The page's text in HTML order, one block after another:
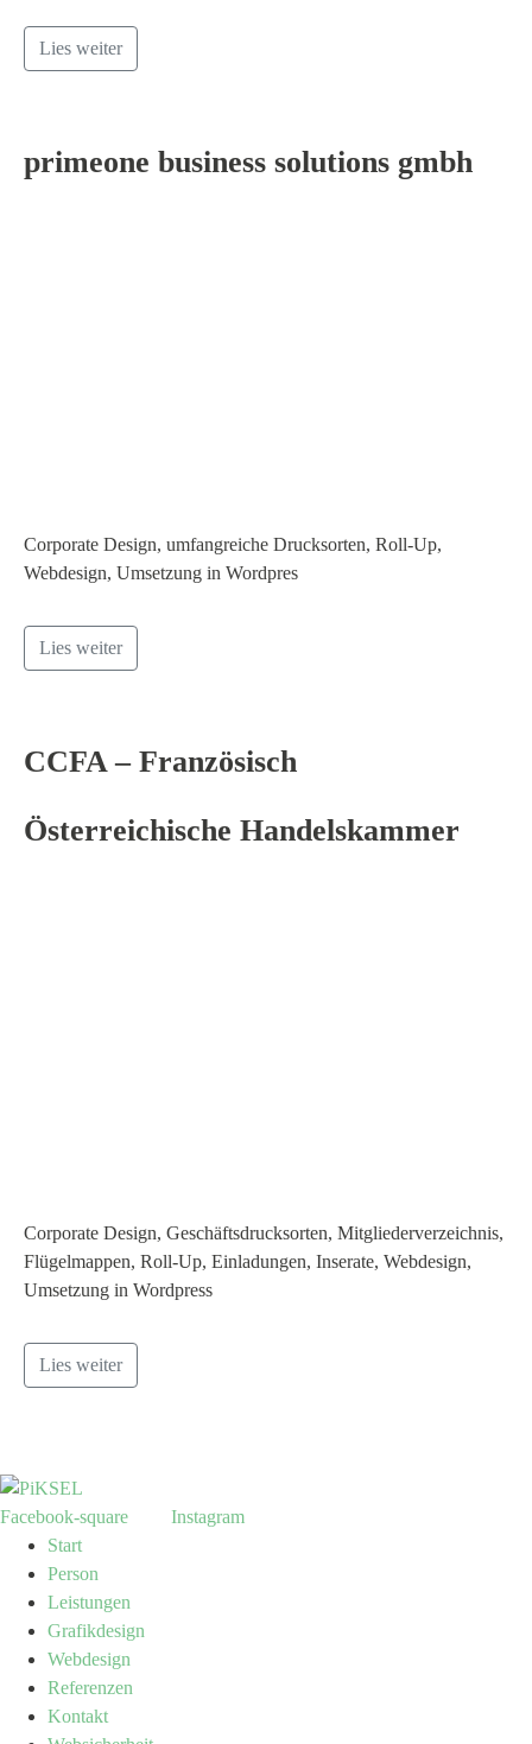
Lies weiter
primeone business solutions gmbh
Corporate Design, umfangreiche Drucksorten, Roll-Up,
Webdesign, Umsetzung in Wordpres
Lies weiter
CCFA – Französisch
Österreichische Handelskammer
Corporate Design, Geschäftsdrucksorten, Mitgliederverzeichnis,
Flügelmappen, Roll-Up, Einladungen, Inserate, Webdesign,
Umsetzung in Wordpress
Lies weiter
Facebook-square
Instagram
Start
Person
Leistungen
Grafikdesign
Webdesign
Referenzen
Kontakt